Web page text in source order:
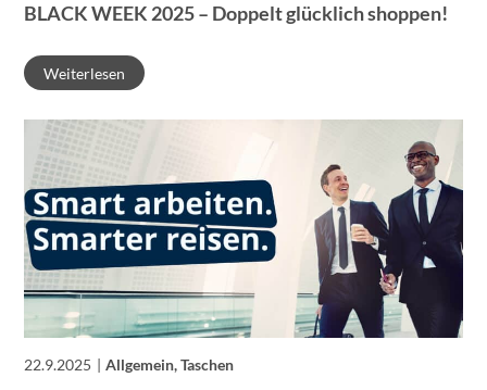
BLACK WEEK 2025 – Doppelt glücklich shoppen!
Weiterlesen
22.9.2025 Allgemein, Taschen